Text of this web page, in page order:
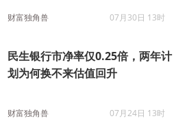
财富独角兽 07月30日 13时
民生银行市净率仅0.25倍，两年计
划为何换不来估值回升
财富独角兽 07月24日 13时